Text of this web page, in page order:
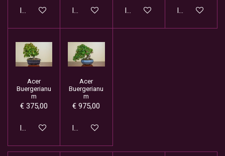
In winkelwagen In winkelwagen In winkelwagen In
Acer
Buergerianu
m
€ 375,00
In winkelwagen
Acer
Buergerianu
m
€ 975,00
In winkelwagen